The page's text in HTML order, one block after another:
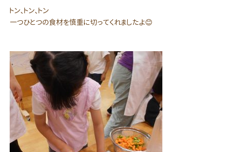
トン、トン、トン
一つひとつの食材を慎重に切ってくれましたよ😊